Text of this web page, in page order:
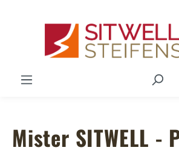
Mister SITWELL -